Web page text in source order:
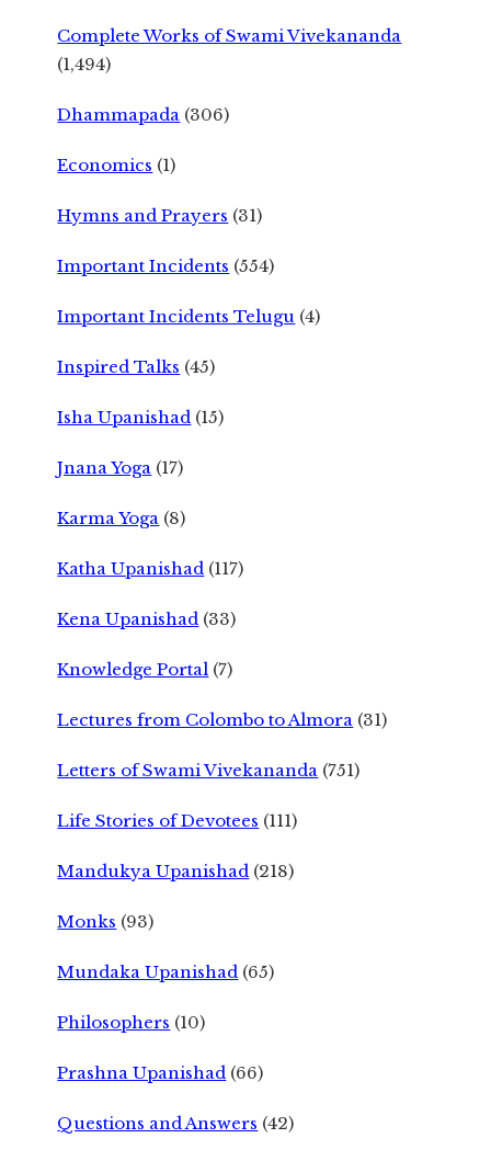
Complete Works of Swami Vivekananda
(1,494)
Dhammapada (306)
Economics (1)
Hymns and Prayers (31)
Important Incidents (554)
Important Incidents Telugu (4)
Inspired Talks (45)
Isha Upanishad (15)
Jnana Yoga (17)
Karma Yoga (8)
Katha Upanishad (117)
Kena Upanishad (33)
Knowledge Portal (7)
Lectures from Colombo to Almora (31)
Letters of Swami Vivekananda (751)
Life Stories of Devotees (111)
Mandukya Upanishad (218)
Monks (93)
Mundaka Upanishad (65)
Philosophers (10)
Prashna Upanishad (66)
Questions and Answers (42)